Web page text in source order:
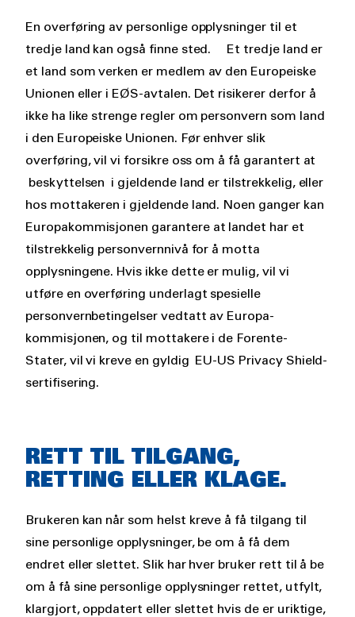
En overføring av personlige opplysninger til et
tredje land kan også finne sted. Et tredje land er
et land som verken er medlem av den Europeiske
Unionen eller i EØS-avtalen. Det risikerer derfor å
ikke ha like strenge regler om personvern som land
i den Europeiske Unionen. Før enhver slik
overføring, vil vi forsikre oss om å få garantert at
beskyttelsen i gjeldende land er tilstrekkelig, eller
hos mottakeren i gjeldende land. Noen ganger kan
Europakommisjonen garantere at landet har et
tilstrekkelig personvernnivå for å motta
opplysningene. Hvis ikke dette er mulig, vil vi
utføre en overføring underlagt spesielle
personvernbetingelser vedtatt av Europa-
kommisjonen, og til mottakere i de Forente-
Stater, vil vi kreve en gyldig EU-US Privacy Shield-
sertifisering.
RETT TIL TILGANG,
RETTING ELLER KLAGE.
Brukeren kan når som helst kreve å få tilgang til
sine personlige opplysninger, be om å få dem
endret eller slettet. Slik har hver bruker rett til å be
om å få sine personlige opplysninger rettet, utfylt,
klargjort, oppdatert eller slettet hvis de er uriktige,